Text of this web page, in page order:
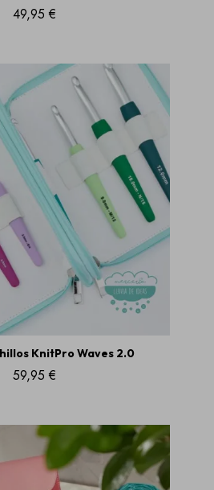
49,95 €
KnitPro Waves 2.0
59,95 €